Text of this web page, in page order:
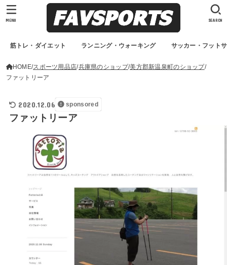
筋トレ・ダイエット ランニング・ウォーキング サッカー・フット
SEARCH
MENU
HOME スポーツ用品店 兵庫県のショップ 美方郡新温泉町のショップ
ファットリーア
2020.12.06 sponsored
ファットリーア